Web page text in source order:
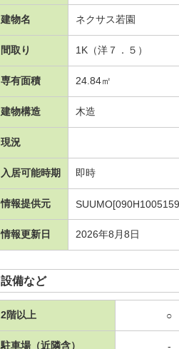
建物名 ネクサス若園
間取り 1K（洋７．５）
専有面積 24.84㎡
建物構造 木造
現況
入居可能時期 即時
情報提供元
情報更新日 2026年8月8日
設備など
2階以上 ○
駐車場（近隣含） -